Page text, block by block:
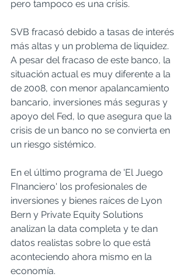
pero tampoco es una crísis.
SVB fracasó debido a tasas de interés
más altas y un problema de liquidez.
A pesar del fracaso de este banco, la
situación actual es muy diferente a la
de 2008, con menor apalancamiento
bancario, inversiones más seguras y
apoyo del Fed, lo que asegura que la
crisis de un banco no se convierta en
un riesgo sistémico.
En el último programa de 'El Juego
FInanciero' los profesionales de
inversiones y bienes raíces de Lyon
Bern y Private Equity Solutions
analizan la data completa y te dan
datos realistas sobre lo que está
aconteciendo ahora mismo en la
economía.